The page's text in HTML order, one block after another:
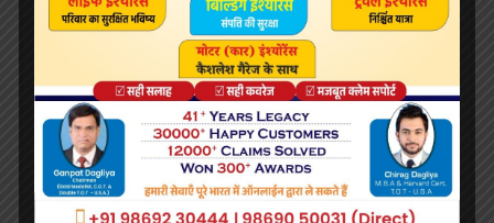
A post shared by Aamir Khan Productions (@aamirkhanproductions)